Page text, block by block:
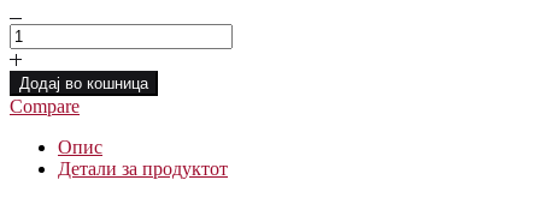
Македонска
зоонимска
фразеологија
во
словенски
контекст
количина
Додај во кошница
Compare
Опис
Детали за продуктот